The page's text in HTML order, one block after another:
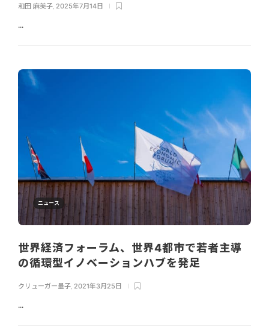
和田 麻美子 2025年7月14日
...
ニュース
世界経済フォーラム、世界4都市で若者主導
の循環型イノベーションハブを発足
クリューガー量子, 2021年3月25日
...